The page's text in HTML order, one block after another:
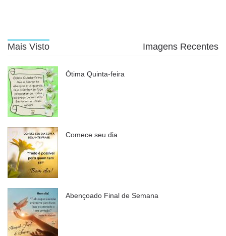
Mais Visto Imagens Recentes
Ótima Quinta-feira
Comece seu dia
Abençoado Final de Semana